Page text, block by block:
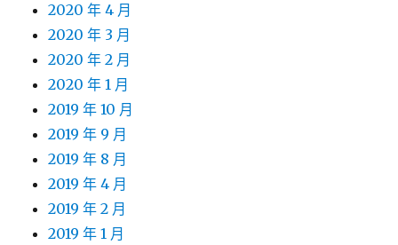
2020 年 4 月
2020 年 3 月
2020 年 2 月
2020 年 1 月
2019 年 10 月
2019 年 9 月
2019 年 8 月
2019 年 4 月
2019 年 2 月
2019 年 1 月